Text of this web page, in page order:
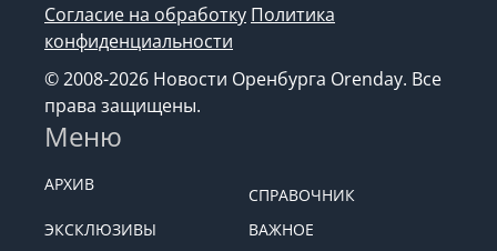
Согласие на обработку Политика
конфиденциальности
© 2008-2026 Новости Оренбурга Orenday. Все
права защищены.
Меню
АРХИВ
СПРАВОЧНИК
ЭКСКЛЮЗИВЫ
ВАЖНОЕ